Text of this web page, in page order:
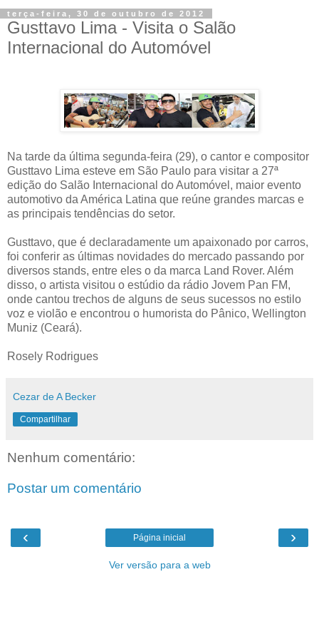
terça-feira, 30 de outubro de 2012
Gusttavo Lima - Visita o Salão
Internacional do Automóvel
Na tarde da última segunda-feira (29), o cantor e compositor
Gusttavo Lima esteve em São Paulo para visitar a 27ª
edição do Salão Internacional do Automóvel, maior evento
automotivo da América Latina que reúne grandes marcas e
as principais tendências do setor.
Gusttavo, que é declaradamente um apaixonado por carros,
foi conferir as últimas novidades do mercado passando por
diversos stands, entre eles o da marca Land Rover. Além
disso, o artista visitou o estúdio da rádio Jovem Pan FM,
onde cantou trechos de alguns de seus sucessos no estilo
voz e violão e encontrou o humorista do Pânico, Wellington
Muniz (Ceará).
Rosely Rodrigues
Cezar de A Becker
Compartilhar
Nenhum comentário:
Postar um comentário
‹ ›
Página inicial
Ver versão para a web